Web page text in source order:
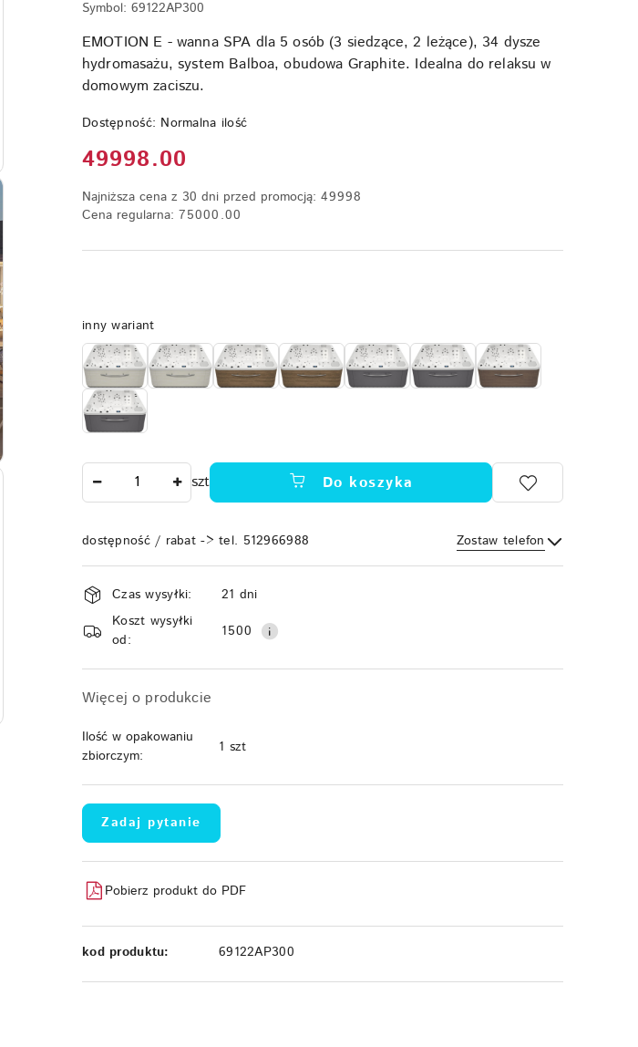
Symbol: 69122AP300
EMOTION E - wanna SPA dla 5 osób (3 siedzące, 2 leżące), 34 dysze
hydromasażu, system Balboa, obudowa Graphite. Idealna do relaksu w
domowym zaciszu.
Dostępność: Normalna ilość
Cena:
49998.00
Najniższa cena z 30 dni przed promocją: 49998
Cena regularna: 75000.00
Wariant
inny wariant
szt Do koszyka
dostępność / rabat -> tel. 512966988 Zostaw telefon
Wyślij
Dostępność
i
dostawa
Czas wysyłki:
21 dni
Koszt wysyłki
od:
1500
Więcej o produkcie
Ilość w opakowaniu
zbiorczym:
1 szt
Zadaj pytanie
Pobierz produkt do PDF
kod produktu: 69122AP300